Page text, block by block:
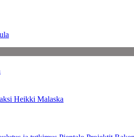
Heikki Malaska